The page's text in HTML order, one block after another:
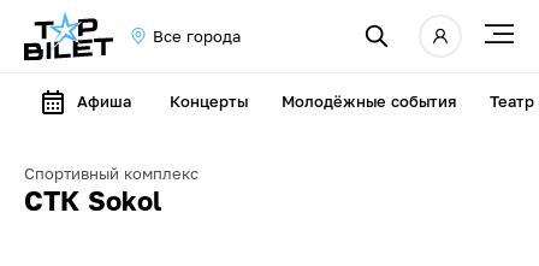
Все города
Афиша Концерты Молодёжные события Театр
Спортивный комплекс
СТК Sokol